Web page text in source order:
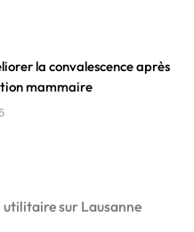
la convalescence après
mammaire
sur Lausanne